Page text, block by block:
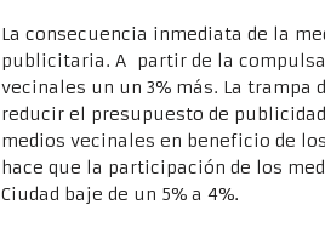
La consecuencia inmediata de la
publicitaria. A partir de la
vecinales un un 3% más. La trampa
reducir el presupuesto de
medios vecinales en beneficio de
hace que la participación de los
Ciudad baje de un 5% a 4%.